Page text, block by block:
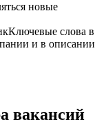
новые
Ключевые слова в
и в описании
вакансий